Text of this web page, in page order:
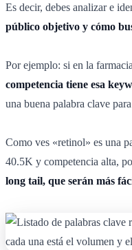
Es decir, debes analizar e
público objetivo y cómo
Por ejemplo: si en la
competencia tiene esa
una buena palabra clave
Como ves «retinol» es una
40.5K y competencia alta,
long tail, que serán más